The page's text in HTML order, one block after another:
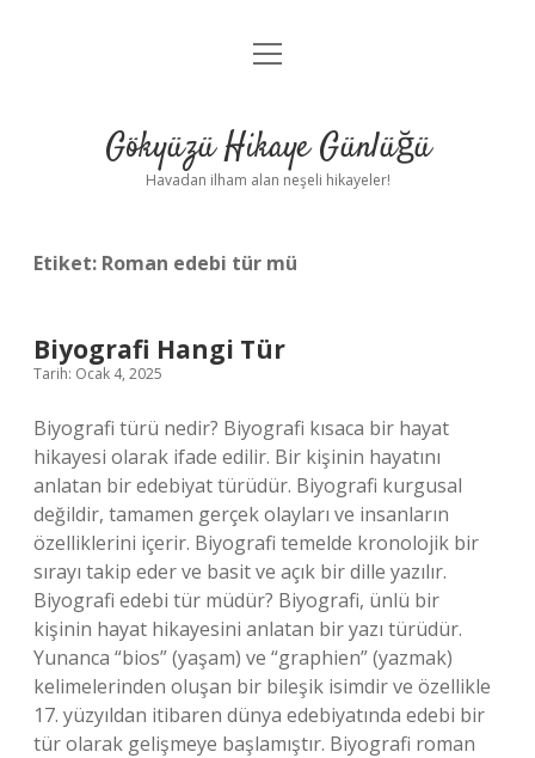
Anasayfa
Yasal Uyarı
menüyü
Gökyüzü Hikaye Günlüğü
Havadan ilham alan neşeli hikayeler!
Etiket: Roman edebi tür mü
Biyografi Hangi Tür
Tarih: Ocak 4, 2025
Biyografi türü nedir? Biyografi kısaca bir hayat
hikayesi olarak ifade edilir. Bir kişinin hayatını
anlatan bir edebiyat türüdür. Biyografi kurgusal
değildir, tamamen gerçek olayları ve insanların
özelliklerini içerir. Biyografi temelde kronolojik bir
sırayı takip eder ve basit ve açık bir dille yazılır.
Biyografi edebi tür müdür? Biyografi, ünlü bir
kişinin hayat hikayesini anlatan bir yazı türüdür.
Yunanca “bios” (yaşam) ve “graphien” (yazmak)
kelimelerinden oluşan bir bileşik isimdir ve özellikle
17. yüzyıldan itibaren dünya edebiyatında edebi bir
tür olarak gelişmeye başlamıştır. Biyografi roman